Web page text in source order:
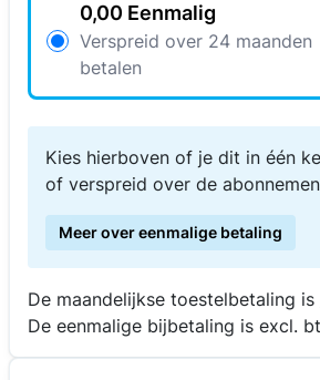
0,00 Eenmalig
Verspreid over 24 maanden
betalen
Kies hierboven of je dit in één
of verspreid over de
Meer over eenmalige betaling
De maandelijkse toestelbetaling is
De eenmalige bijbetaling is excl.